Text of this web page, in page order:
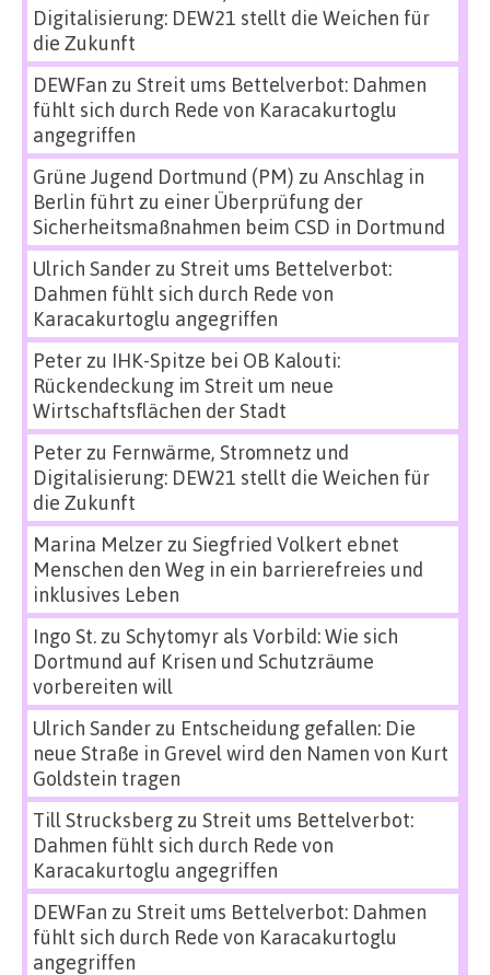
Digitalisierung: DEW21 stellt die Weichen für
die Zukunft
DEWFan zu Streit ums Bettelverbot: Dahmen
fühlt sich durch Rede von Karacakurtoglu
angegriffen
Grüne Jugend Dortmund (PM) zu Anschlag in
Berlin führt zu einer Überprüfung der
Sicherheitsmaßnahmen beim CSD in Dortmund
Ulrich Sanderzu Streit ums Bettelverbot:
Dahmen fühlt sich durch Rede von
Karacakurtoglu angegriffen
Peterzu IHK-Spitze bei OB Kalouti:
Rückendeckung im Streit um neue
Wirtschaftsflächen der Stadt
Peterzu Fernwärme, Stromnetz und
Digitalisierung: DEW21 stellt die Weichen für
die Zukunft
Marina Melzerzu Siegfried Volkert ebnet
Menschen den Weg in ein barrierefreies und
inklusives Leben
Ingo St.zu Schytomyr als Vorbild: Wie sich
Dortmund auf Krisen und Schutzräume
vorbereiten will
Ulrich Sanderzu Entscheidung gefallen: Die
neue Straße in Grevel wird den Namen von Kurt
Goldstein tragen
Till Strucksbergzu Streit ums Bettelverbot:
Dahmen fühlt sich durch Rede von
Karacakurtoglu angegriffen
DEWFan zu Streit ums Bettelverbot: Dahmen
fühlt sich durch Rede von Karacakurtoglu
angegriffen